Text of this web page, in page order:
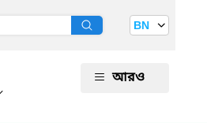
BN
আরও